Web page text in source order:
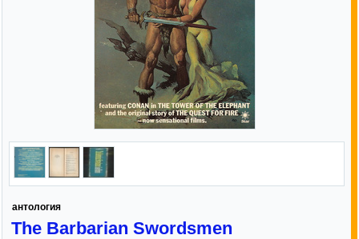
антология
The Barbarian Swordsmen